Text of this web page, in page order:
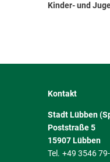
Kinder- und
Kontakt
Stadt Lübben
Poststraße 5
15907Lübben
+49 3546